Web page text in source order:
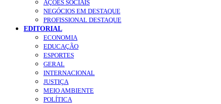
AÇÕES SOCIAIS
NEGÓCIOS EM DESTAQUE
PROFISSIONAL DESTAQUE
EDITORIAL
ECONOMIA
EDUCAÇÃO
ESPORTES
GERAL
INTERNACIONAL
JUSTIÇA
MEIO AMBIENTE
POLÍTICA